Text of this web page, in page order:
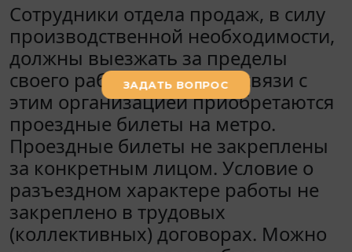
Сотрудники отдела продаж, в силу
производственной необходимости,
должны выезжать за пределы
своего рабочего места. В связи с
этим организацией приобретаются
проездные билеты на метро.
Проездные билеты не закреплены
за конкретным лицом. Условие о
разъездном характере работы не
закреплено в трудовых
(коллективных) договорах. Можно